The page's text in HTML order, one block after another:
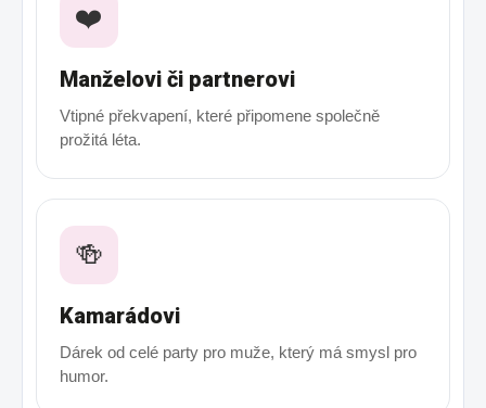
❤️
Manželovi či partnerovi
Vtipné překvapení, které připomene společně
prožitá léta.
🍻
Kamarádovi
Dárek od celé party pro muže, který má smysl pro
humor.